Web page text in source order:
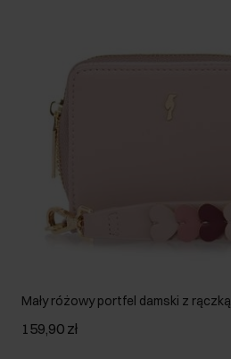
Mały różowy portfel damski z rączką
159,90 zł